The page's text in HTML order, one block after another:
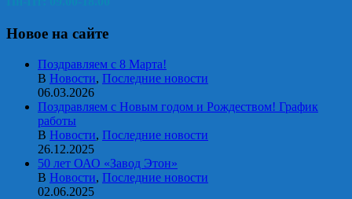
Новое на сайте
Поздравляем с 8 Марта!
В Новости, Последние новости
06.03.2026
Поздравляем с Новым годом и Рождеством! График
работы
В Новости, Последние новости
26.12.2025
50 лет ОАО «Завод Этон»
В Новости, Последние новости
02.06.2025